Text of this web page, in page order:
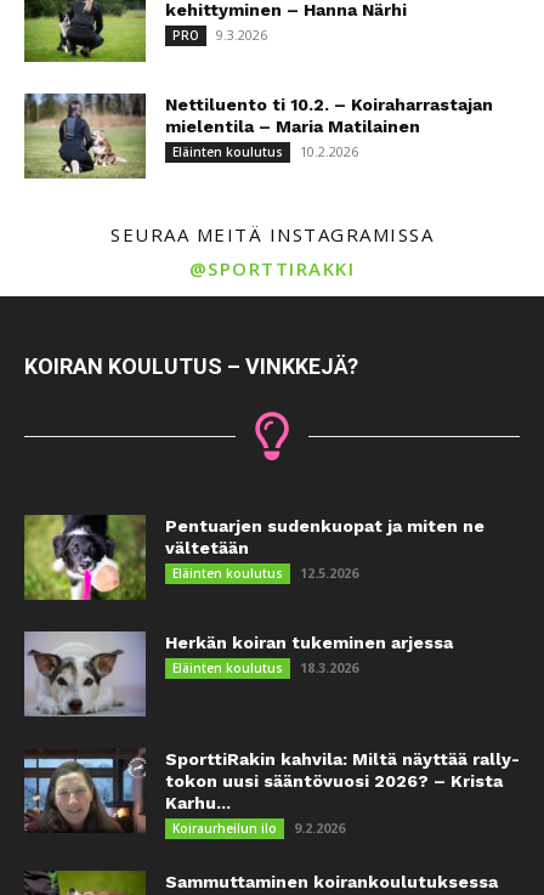
kehittyminen – Hanna Närhi
PRO 9.3.2026
Nettiluento ti 10.2. – Koiraharrastajan
mielentila – Maria Matilainen
Eläinten koulutus 10.2.2026
SEURAA MEITÄ INSTAGRAMISSA
@SPORTTIRAKKI
KOIRAN KOULUTUS – VINKKEJÄ?
Pentuarjen sudenkuopat ja miten ne
vältetään
Eläinten koulutus 12.5.2026
Herkän koiran tukeminen arjessa
Eläinten koulutus 18.3.2026
SporttiRakin kahvila: Miltä näyttää rally-
tokon uusi sääntövuosi 2026? – Krista
Karhu...
Koiraurheilun ilo 9.2.2026
Sammuttaminen koirankoulutuksessa